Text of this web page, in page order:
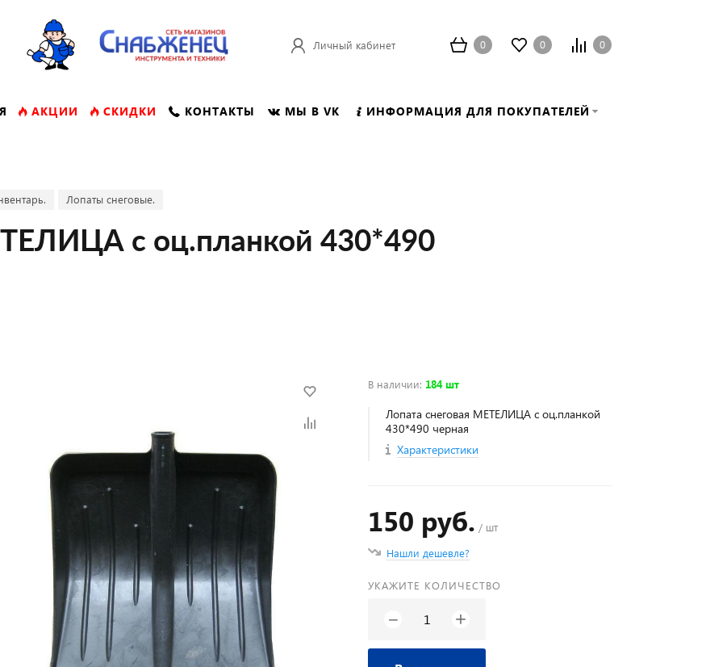
Личный кабинет 0 0 0
АКЦИИ СКИДКИ КОНТАКТЫ МЫ В VK ИНФОРМАЦИЯ ДЛЯ ПОКУПАТЕЛЕЙ
Лопаты снеговые.
с оц.планкой 430*490
В наличии: 184 шт
Лопата снеговая МЕТЕЛИЦА с оц.планкой
430*490 черная
Характеристики
150 руб. / шт
Нашли дешевле?
УКАЖИТЕ КОЛИЧЕСТВО
− +